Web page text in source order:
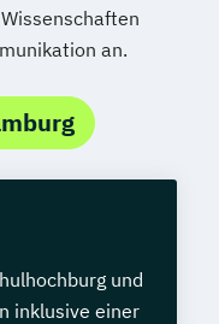
an.
und
inklusive einer